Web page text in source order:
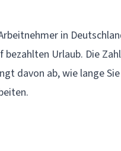
in
bezahlten Urlaub. Die
davon ab, wie lange